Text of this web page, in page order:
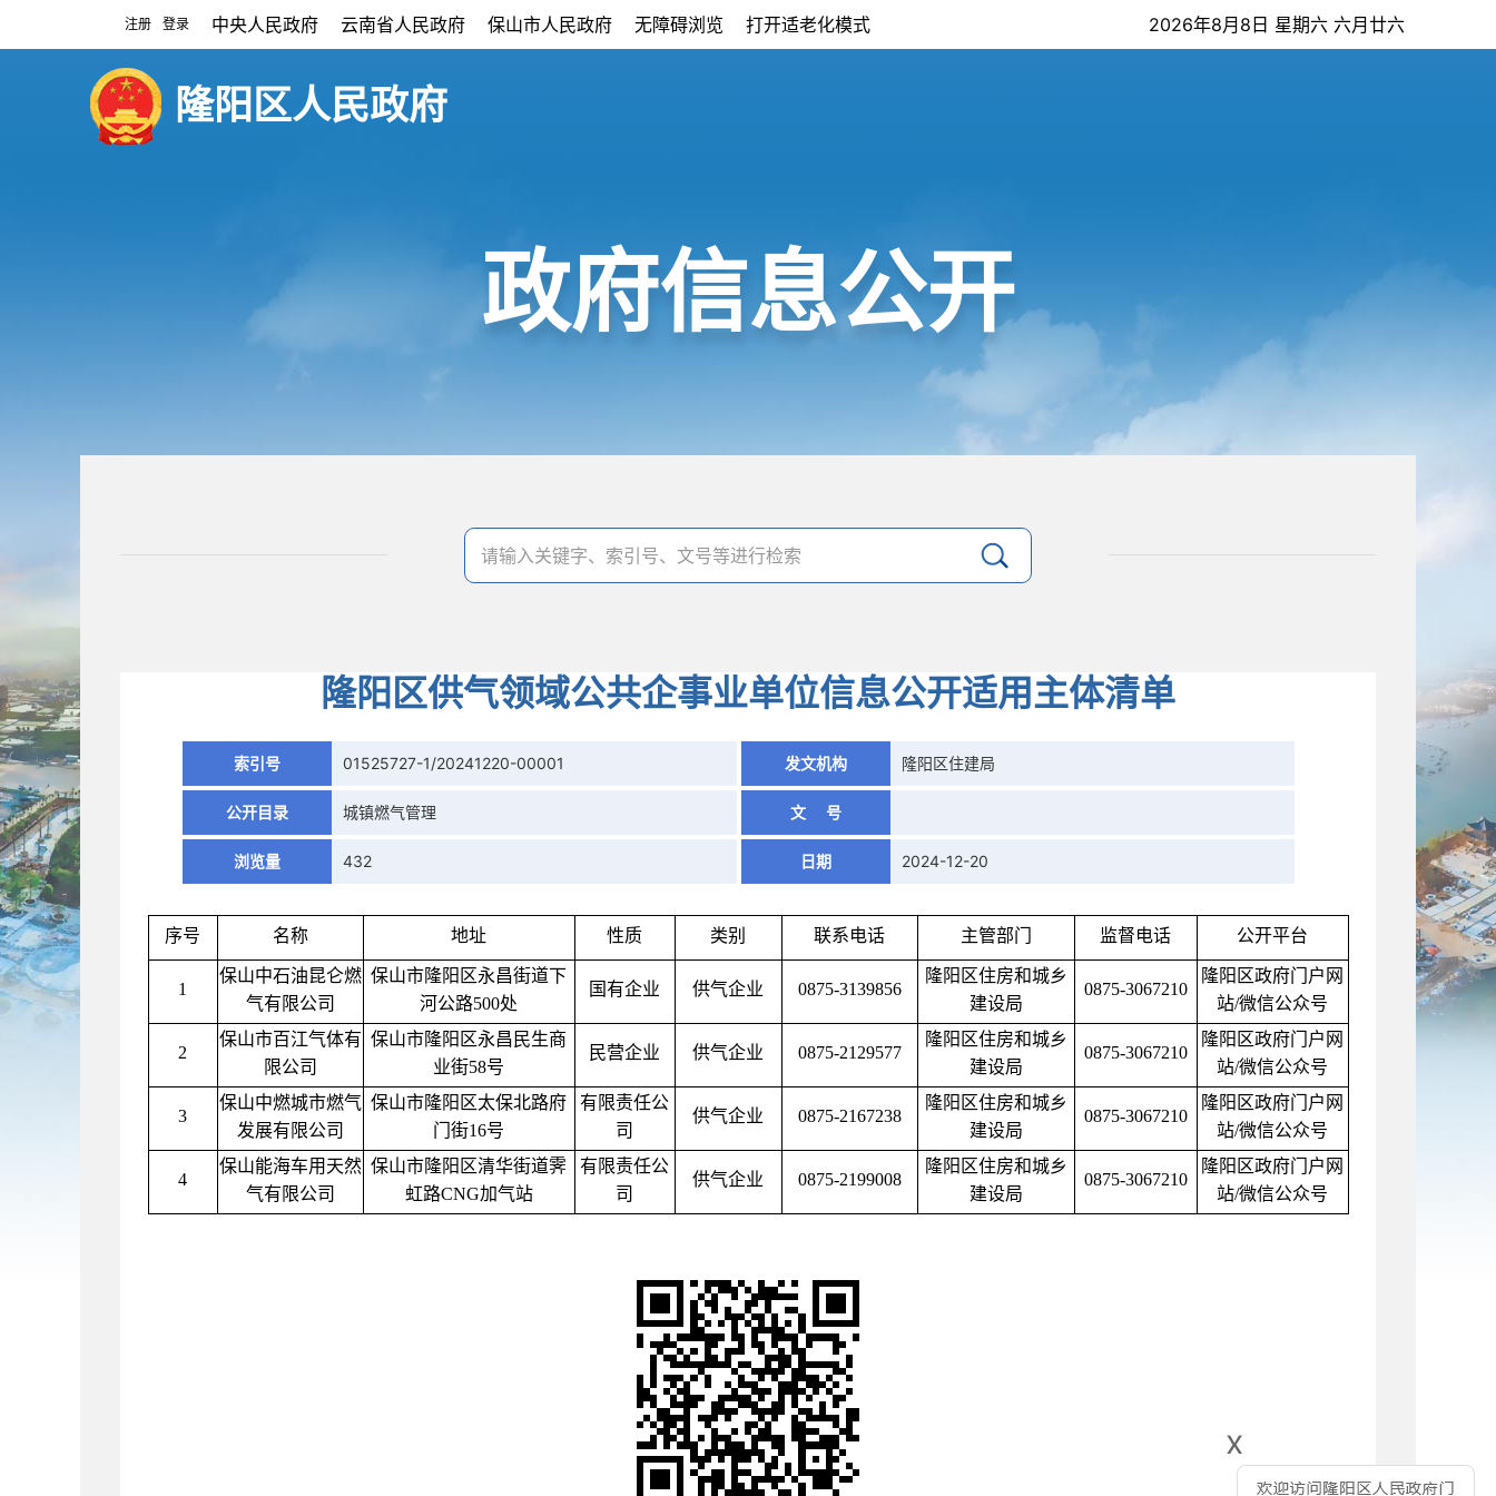
注册 登录
x
中央人民政府 云南省人民政府 保山市人民政府 无障碍浏览 打开适老化模式 2026年8月8日 星期六 六月廿六
隆阳区人民政府
政府信息公开
隆阳区供气领域公共企事业单位信息公开适用主体清单
索引号 01525727-1/20241220-00001 发文机构 隆阳区住建局
公开目录 城镇燃气管理 文 号
浏览量 432 日期 2024-12-20
序号 名称 地址 性质 类别 联系电话 主管部门 监督电话 公开平台
1
保山中石油昆仑燃
气有限公司
保山市隆阳区永昌街道下
河公路500处
国有企业 供气企业 0875-3139856
隆阳区住房和城乡
建设局
0875-3067210
隆阳区政府门户网
站/微信公众号
2
保山市百江气体有
限公司
保山市隆阳区永昌民生商
业街58号
民营企业 供气企业 0875-2129577
隆阳区住房和城乡
建设局
0875-3067210
隆阳区政府门户网
站/微信公众号
3
保山中燃城市燃气
发展有限公司
保山市隆阳区太保北路府
门街16号
有限责任公
司
供气企业 0875-2167238
隆阳区住房和城乡
建设局
0875-3067210
隆阳区政府门户网
站/微信公众号
4
保山能海车用天然
气有限公司
保山市隆阳区清华街道霁
虹路CNG加气站
有限责任公
司
供气企业 0875-2199008
隆阳区住房和城乡
建设局
0875-3067210
隆阳区政府门户网
站/微信公众号